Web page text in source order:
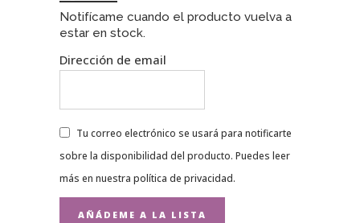
Notifícame cuando el producto vuelva a
estar en stock.
Dirección de email
Tu correo electrónico se usará para notificarte
sobre la disponibilidad del producto. Puedes leer
más en nuestra política de privacidad.